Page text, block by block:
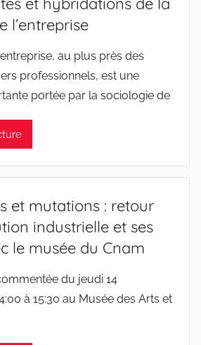
l’entreprise
entreprise, au plus près des
professionnels, est une
portée par la sociologie de
et mutations : retour
industrielle et ses
le musée du Cnam
du jeudi 14
à 15:30 au Musée des Arts et